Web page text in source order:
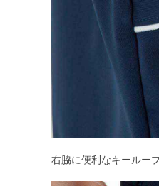
右脇に便利なキーループ